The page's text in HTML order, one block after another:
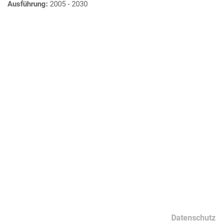
Ausführung: 2005 - 2030
Datenschutz